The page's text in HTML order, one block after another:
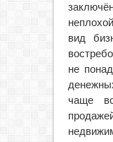
вид
не
чаще